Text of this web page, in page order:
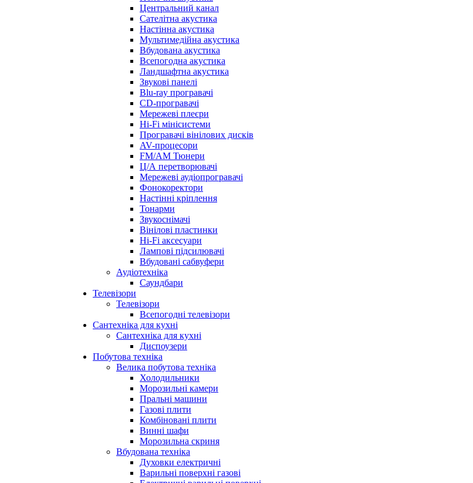
Центральний канал
Сателітна акустика
Настінна акустика
Мультимедійна акустика
Вбудована акустика
Всепогодна акустика
Ландшафтна акустика
Звукові панелі
Blu-ray програвачі
CD-програвачі
Мережеві плеєри
Hi-Fi мінісистеми
Програвачі вінілових дисків
AV-процесори
FM/AM Тюнери
Ц/А перетворювачі
Мережеві аудіопрогравачі
Фонокоректори
Настінні кріплення
Тонарми
Звукоснімачі
Вінілові пластинки
Hi-Fi аксесуари
Лампові підсилювачі
Вбудовані сабвуфери
Аудіотехніка
Саундбари
Телевізори
Телевізори
Всепогодні телевізори
Сантехніка для кухні
Сантехніка для кухні
Диспоузери
Побутова техніка
Велика побутова техніка
Холодильники
Морозильні камери
Пральні машини
Газові плити
Комбіновані плити
Винні шафи
Морозильна скриня
Вбудована техніка
Духовки електричні
Варильні поверхні газові